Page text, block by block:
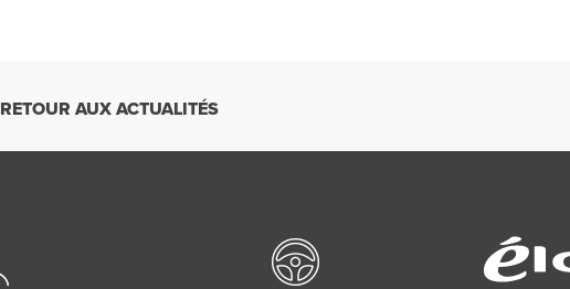
RETOUR AUX ACTUALITÉS